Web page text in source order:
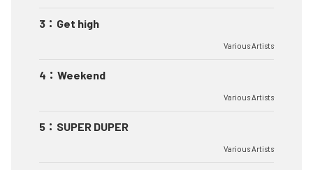
3 ： Get high
Various Artists
4 ： Weekend
Various Artists
5 ： SUPER DUPER
Various Artists